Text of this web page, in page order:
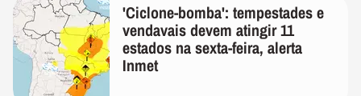
'Ciclone-bomba': tempestades e
vendavais devem atingir 11
estados na sexta-feira, alerta
Inmet